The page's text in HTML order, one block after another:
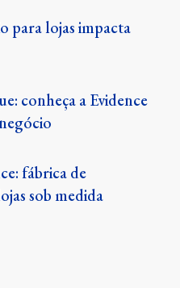
para lojas impacta
conheça a Evidence
fábrica de
sob medida